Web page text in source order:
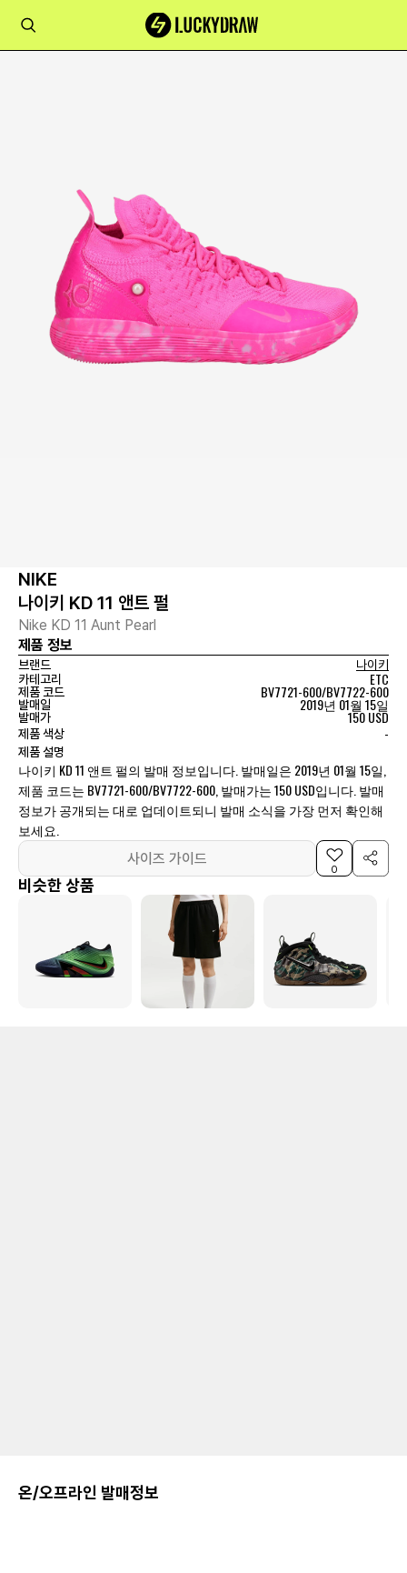
NIKE
나이키 KD 11 앤트 펄
Nike KD 11 Aunt Pearl
제품 정보
브랜드
나이키
카테고리
ETC
제품 코드 BV7721-600/BV7722-600
발매일 2019년 01월 15일
발매가 150 USD
제품 색상 -
제품 설명
나이키 KD 11 앤트 펄의 발매 정보입니다. 발매일은 2019년 01월 15일,
제품 코드는 BV7721-600/BV7722-600, 발매가는 150 USD입니다. 발매
정보가 공개되는 대로 업데이트되니 발매 소식을 가장 먼저 확인해
보세요.
사이즈 가이드
0
비슷한 상품
온/오프라인 발매정보